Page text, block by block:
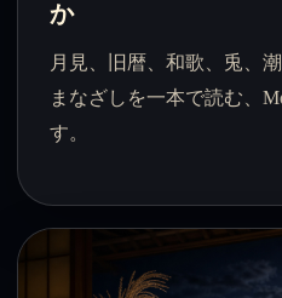
か
月見、旧暦、和歌、兎、
まなざしを一本で読む、
す。